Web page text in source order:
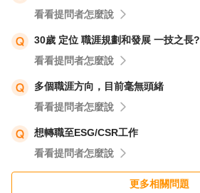
看看提問者怎麼說
30歲 定位 職涯規劃和發展 一技之長?
看看提問者怎麼說
多個職涯方向，目前毫無頭緒
看看提問者怎麼說
想轉職至ESG/CSR工作
看看提問者怎麼說
更多相關問題